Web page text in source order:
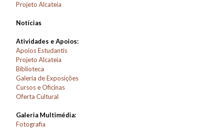
Projeto Alcateia
Notícias
Atividades e Apoios:
Apoios Estudantis
Projeto Alcateia
Biblioteca
Galeria de Exposições
Cursos e Oficinas
Oferta Cultural
Galeria Multimédia:
Fotografia